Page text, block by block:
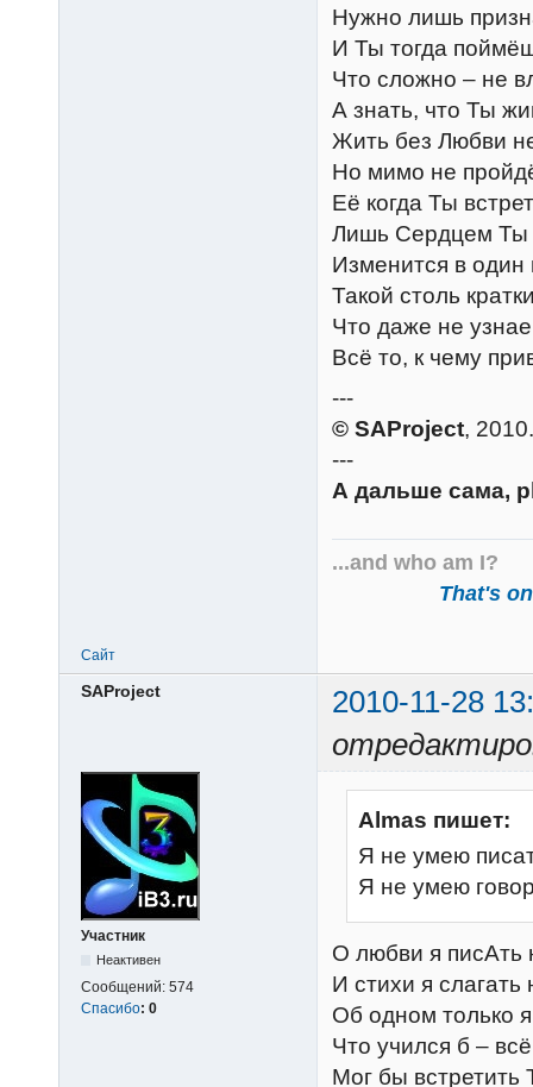
Нужно лишь
И Ты тогда
Что сложно – не
А знать, что Ты
Жить без Любви
Но мимо не
Её когда Ты
Лишь Сердцем Ты
Изменится в один
Такой столь
Что даже не
Всё то, к чему
---
© SAProject, 2010.
---
А дальше сама,
...and who am I?
That's
Сайт
SAProject
2010-11-28
Участник
Неактивен
Сообщений: 574
Спасибо: 0
Almas пишет:
Я не умею
Я не умею
О любви я писАть
И стихи я слагать
Об одном только
Что учился б –
Мог бы встретить